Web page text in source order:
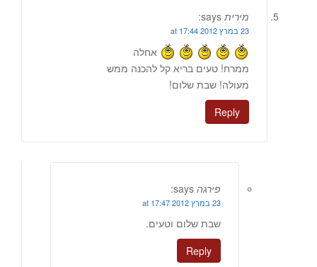
מירית says:
23 במרץ 2012 at 17:44
אחלה
ממרח! טעים בריא קל להכנה ממש
מעולה! שבת שלום!
Reply
פירגה says:
23 במרץ 2012 at 17:47
שבת שלום וטעים.
Reply